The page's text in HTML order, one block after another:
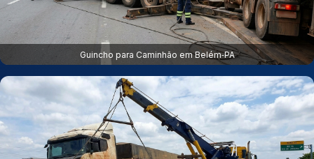
Guincho para Caminhão em Belém‑PA